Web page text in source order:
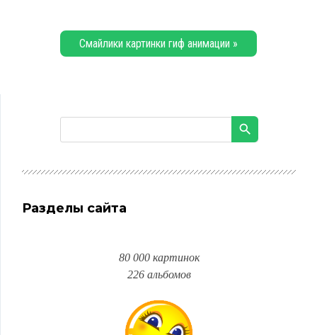
Смайлики картинки гиф анимации »
Разделы сайта
80 000 картинок
226 альбомов